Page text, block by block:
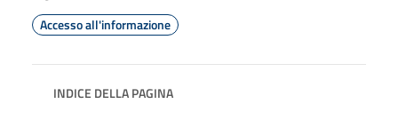
Accesso all'informazione
INDICE DELLA PAGINA